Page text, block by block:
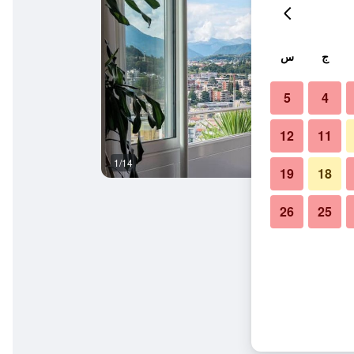
1/14
ج س
4
5
11
12
18
19
25
26